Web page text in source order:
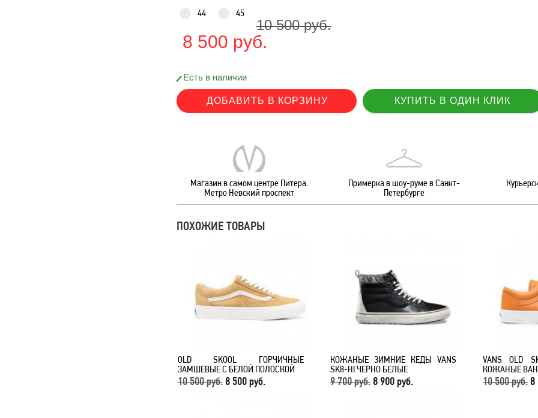
44
45
10 500 руб.
8 500 руб.
Есть в наличии
Магазин в самом центре Питера.
Метро Невский проспект
Примерка в шоу-руме в Санкт-
Петербурге
ПОХОЖИЕ ТОВАРЫ
OLD SKOOL ГОРЧИЧНЫЕ
ЗАМШЕВЫЕ С БЕЛОЙ ПОЛОСКОЙ
10 500 руб. 8 500 руб.
КОЖАНЫЕ ЗИМНИЕ КЕДЫ VANS
SK8-HI ЧЕРНО БЕЛЫЕ
9 700 руб. 8 900 руб.
VANS OLD
КОЖАНЫЕ
10 500 руб. 8